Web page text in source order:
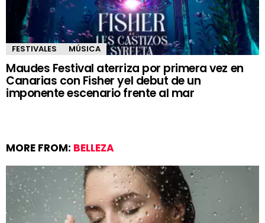
FESTIVALES MÚSICA
Maudes Festival aterriza por primera vez en
Canarias con Fisher yel debut de un
imponente escenario frente al mar
MORE FROM: BELLEZA